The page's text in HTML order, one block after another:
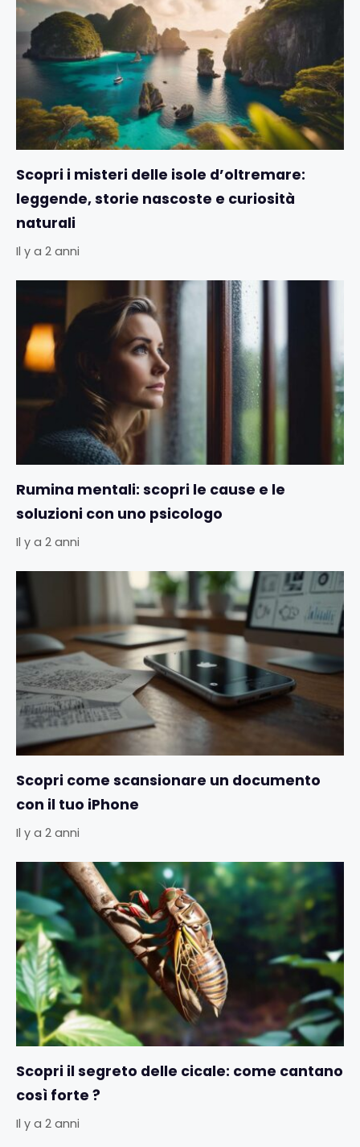
Scopri i misteri delle isole d’oltremare:
leggende, storie nascoste e curiosità
naturali
Il y a 2 anni
Rumina mentali: scopri le cause e le
soluzioni con uno psicologo
Il y a 2 anni
Scopri come scansionare un documento
con il tuo iPhone
Il y a 2 anni
Scopri il segreto delle cicale: come cantano
così forte ?
Il y a 2 anni